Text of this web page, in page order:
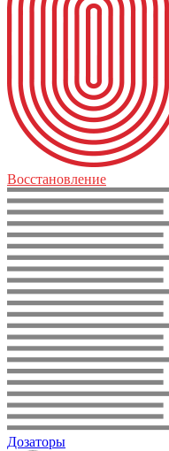
Восстановление
Дозаторы